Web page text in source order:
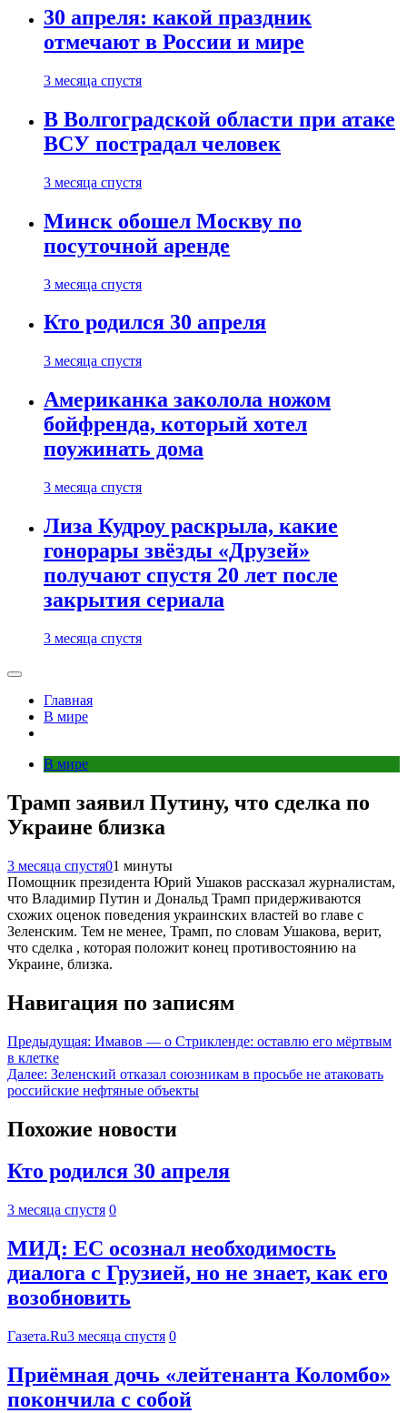
30 апреля: какой праздник
отмечают в России и мире
3 месяца спустя
В Волгоградской области при атаке
ВСУ пострадал человек
3 месяца спустя
Минск обошел Москву по
посуточной аренде
3 месяца спустя
Кто родился 30 апреля
3 месяца спустя
Американка заколола ножом
бойфренда, который хотел
поужинать дома
3 месяца спустя
Лиза Кудроу раскрыла, какие
гонорары звёзды «Друзей»
получают спустя 20 лет после
закрытия сериала
3 месяца спустя
Главная
В мире
В мире
Трамп заявил Путину, что сделка по
Украине близка
3 месяца спустя01 минуты
Помощник президента Юрий Ушаков рассказал журналистам,
что Владимир Путин и Дональд Трамп придерживаются
схожих оценок поведения украинских властей во главе с
Зеленским. Тем не менее, Трамп, по словам Ушакова, верит,
что сделка , которая положит конец противостоянию на
Украине, близка.
Навигация по записям
Предыдущая: Имавов — о Стрикленде: оставлю его мёртвым
в клетке
Далее: Зеленский отказал союзникам в просьбе не атаковать
российские нефтяные объекты
Похожие новости
Кто родился 30 апреля
3 месяца спустя 0
МИД: ЕС осознал необходимость
диалога с Грузией, но не знает, как его
возобновить
Газета.Ru3 месяца спустя 0
Приёмная дочь «лейтенанта Коломбо»
покончила с собой